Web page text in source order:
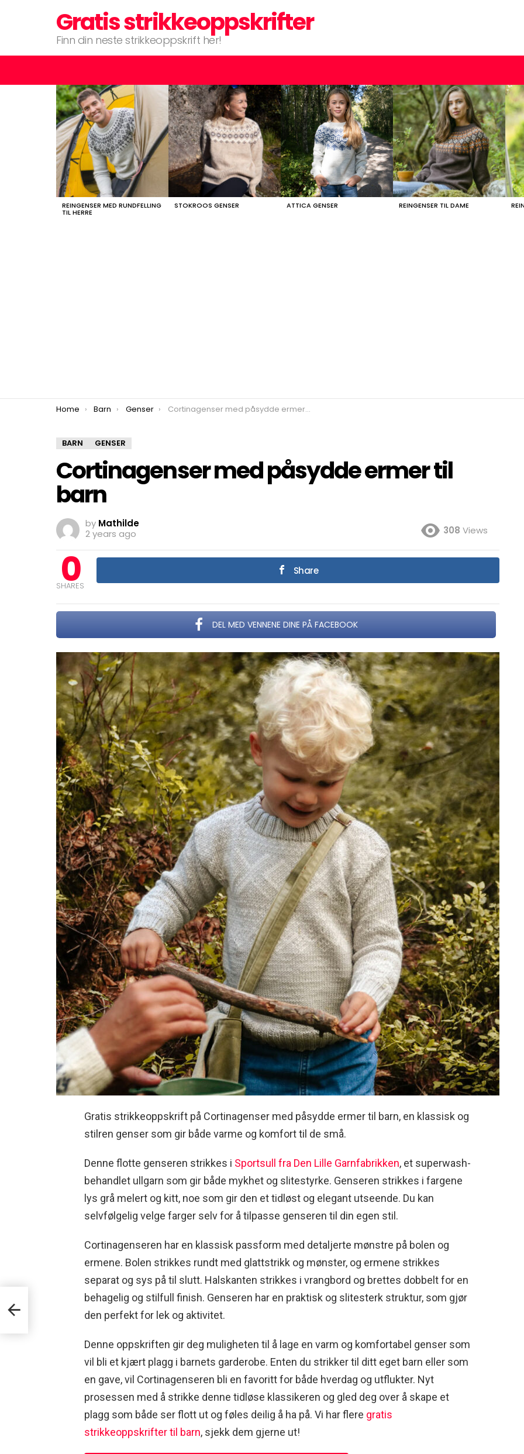
Gratis strikkeoppskrifter
Finn din neste strikkeoppskrift her!
LATEST
STORIES
REINGENSER MED RUNDFELLING
TIL HERRE
STOKROOS GENSER ATTICA GENSER REINGENSER TIL DAME
You are here:
Home Barn Genser Cortinagenser med påsydde ermer til barn
BARN GENSER
Cortinagenser med påsydde ermer til
barn
by Mathilde
2 years ago
308 Views
0
SHARES
Share
DEL MED VENNENE DINE PÅ FACEBOOK
Gratis strikkeoppskrift på Cortinagenser med påsydde ermer til barn, en klassisk og
stilren genser som gir både varme og komfort til de små.
Denne flotte genseren strikkes i Sportsull fra Den Lille Garnfabrikken, et superwash-
behandlet ullgarn som gir både mykhet og slitestyrke. Genseren strikkes i fargene
lys grå melert og kitt, noe som gir den et tidløst og elegant utseende. Du kan
selvfølgelig velge farger selv for å tilpasse genseren til din egen stil.
Cortinagenseren har en klassisk passform med detaljerte mønstre på bolen og
ermene. Bolen strikkes rundt med glattstrikk og mønster, og ermene strikkes
separat og sys på til slutt. Halskanten strikkes i vrangbord og brettes dobbelt for en
behagelig og stilfull finish. Genseren har en praktisk og slitesterk struktur, som gjør
den perfekt for lek og aktivitet.
Denne oppskriften gir deg muligheten til å lage en varm og komfortabel genser som
vil bli et kjært plagg i barnets garderobe. Enten du strikker til ditt eget barn eller som
en gave, vil Cortinagenseren bli en favoritt for både hverdag og utflukter. Nyt
prosessen med å strikke denne tidløse klassikeren og gled deg over å skape et
plagg som både ser flott ut og føles deilig å ha på. Vi har flere gratis
strikkeoppskrifter til barn, sjekk dem gjerne ut!